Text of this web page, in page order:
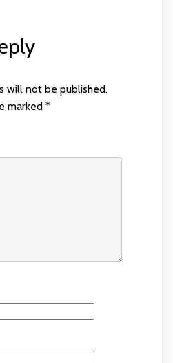
will not be published.
marked*